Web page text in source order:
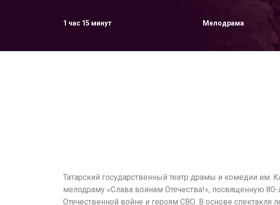
1 час 15 минут Мелодрама
Татарский государственный театр драмы и комедии им.
мелодраму «Слава воинам Отечества!», посвященную
Отечественной войне и героям СВО. В основе спектакля